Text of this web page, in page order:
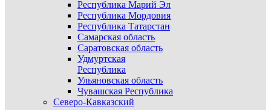
Республика Марий Эл
Республика Мордовия
Республика Татарстан
Самарская область
Саратовская область
Удмуртская
Республика
Ульяновская область
Чувашская Республика
Северо-Кавказский